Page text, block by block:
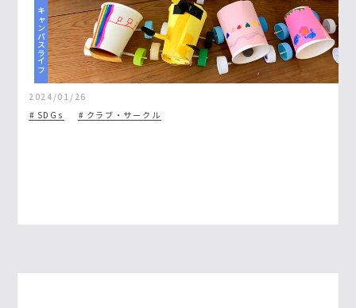
キャンパスライフ
2024/01/26
SDGs
クラブ・サークル